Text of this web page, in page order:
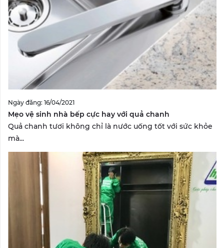
Ngày đăng: 16/04/2021
Mẹo vệ sinh nhà bếp cực hay với quả chanh
Quả chanh tươi không chỉ là nước uống tốt với sức khỏe
mà...